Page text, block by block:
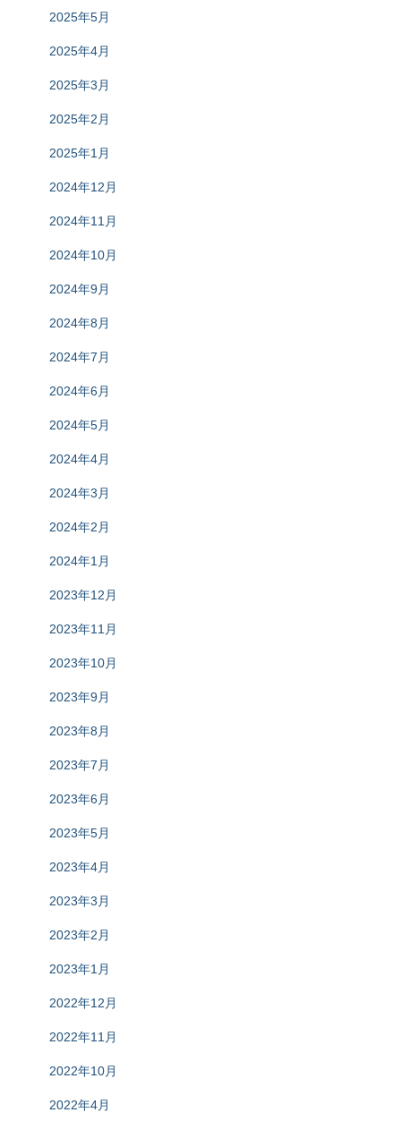
2025年5月
2025年4月
2025年3月
2025年2月
2025年1月
2024年12月
2024年11月
2024年10月
2024年9月
2024年8月
2024年7月
2024年6月
2024年5月
2024年4月
2024年3月
2024年2月
2024年1月
2023年12月
2023年11月
2023年10月
2023年9月
2023年8月
2023年7月
2023年6月
2023年5月
2023年4月
2023年3月
2023年2月
2023年1月
2022年12月
2022年11月
2022年10月
2022年4月